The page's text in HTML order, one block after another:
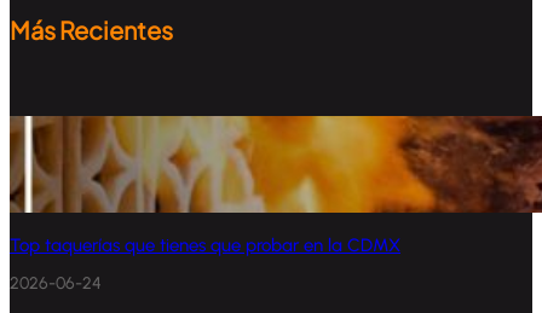
Más Recientes
Top taquerías que tienes que probar en la CDMX
2026-06-24